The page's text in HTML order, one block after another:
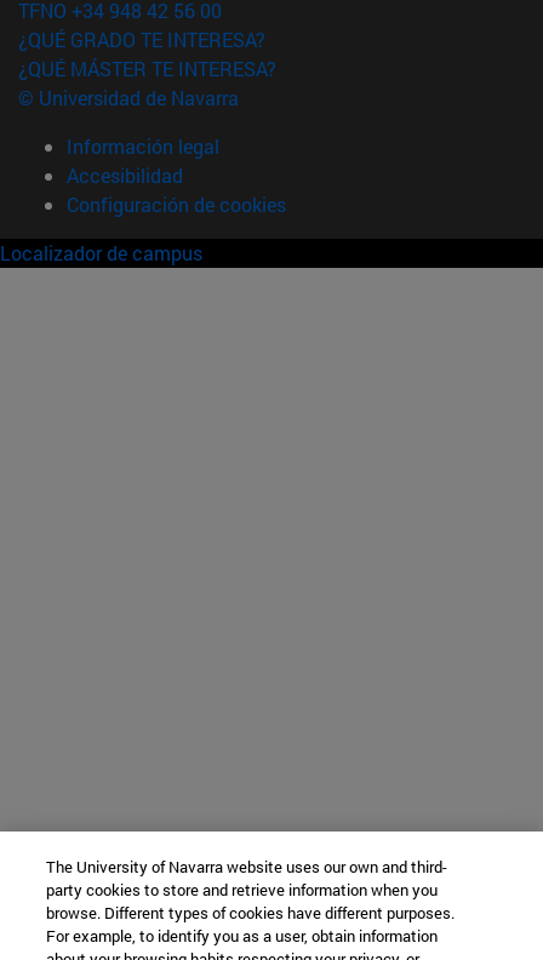
TFNO +34 948 42 56 00
¿QUÉ GRADO TE INTERESA?
¿QUÉ MÁSTER TE INTERESA?
© Universidad de Navarra
Información legal
Accesibilidad
Configuración de cookies
Localizador de campus
The University of Navarra website uses our own and third-
party cookies to store and retrieve information when you
browse. Different types of cookies have different purposes.
For example, to identify you as a user, obtain information